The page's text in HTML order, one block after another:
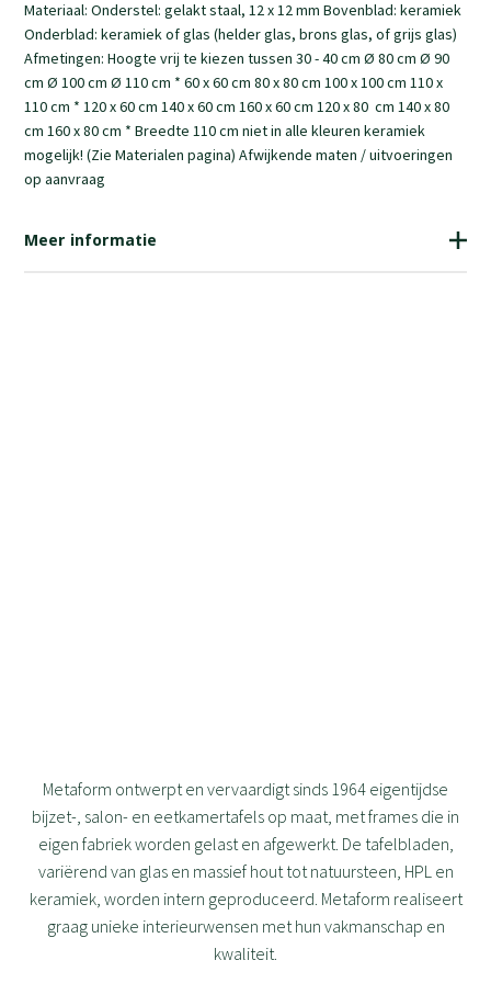
Materiaal: Onderstel: gelakt staal, 12 x 12 mm Bovenblad: keramiek
Onderblad: keramiek of glas (helder glas, brons glas, of grijs glas)
Afmetingen: Hoogte vrij te kiezen tussen 30 - 40 cm Ø 80 cm Ø 90
cm Ø 100 cm Ø 110 cm * 60 x 60 cm 80 x 80 cm 100 x 100 cm 110 x
110 cm * 120 x 60 cm 140 x 60 cm 160 x 60 cm 120 x 80 cm 140 x 80
cm 160 x 80 cm * Breedte 110 cm niet in alle kleuren keramiek
mogelijk! (Zie Materialen pagina) Afwijkende maten / uitvoeringen
op aanvraag
Meer informatie
Metaform ontwerpt en vervaardigt sinds 1964 eigentijdse
bijzet-, salon- en eetkamertafels op maat, met frames die in
eigen fabriek worden gelast en afgewerkt. De tafelbladen,
variërend van glas en massief hout tot natuursteen, HPL en
keramiek, worden intern geproduceerd. Metaform realiseert
graag unieke interieurwensen met hun vakmanschap en
kwaliteit.